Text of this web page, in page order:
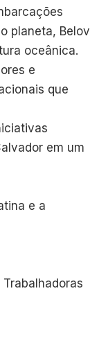
planeta, Belov
oceânica.
e
que
em um
e a